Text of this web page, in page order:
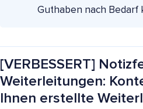
Guthaben nach Bedarf
[VERBESSERT]
Weiterleitungen:
Ihnen erstellte